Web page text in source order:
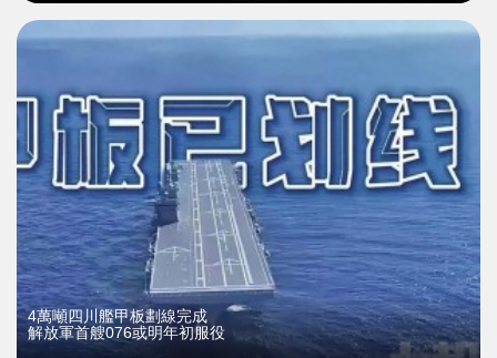
4萬噸四川艦甲板劃線完成
解放軍首艘076或明年初服役